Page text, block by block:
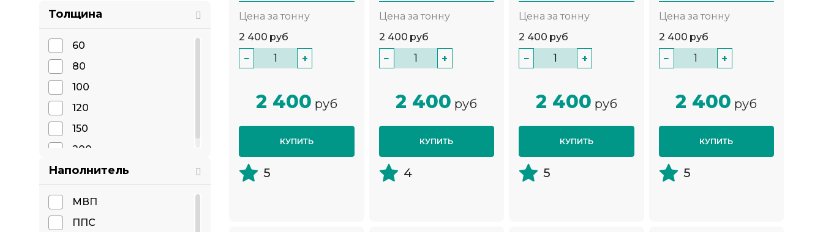
Толщина
60
80
100
120
150
200
Наполнитель
МВП
ППС
Цена за тонну
2 400 руб
−
+
2 400 руб
КУПИТЬ
5
Цена за тонну
2 400 руб
−
+
2 400 руб
КУПИТЬ
4
Цена за тонну
2 400 руб
−
+
2 400 руб
КУПИТЬ
5
Цена за тонну
2 400 руб
−
+
2 400 руб
КУПИТЬ
5